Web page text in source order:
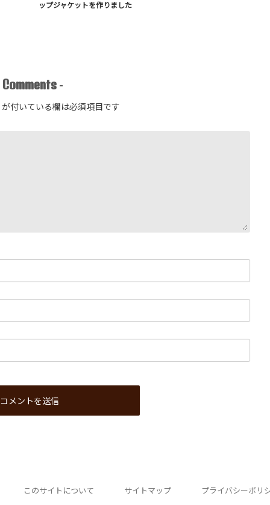
ップジャケットを作りました
Comments -
が付いている欄は必須項目です
このサイトについて サイトマップ プライバシーポリ